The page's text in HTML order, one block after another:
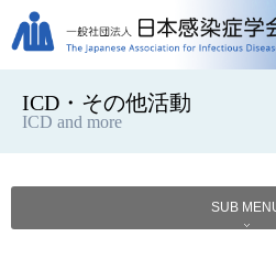
ICD・その他活動
ICD and more
SUB